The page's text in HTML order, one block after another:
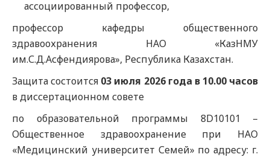
ассоциированный профессор,
профессор кафедры общественного
здравоохранения НАО «КазНМУ
им.С.Д.Асфендиярова», Республика Казахстан.
Защита состоится 03 июля 2026 года в 10.00 часов
в диссертационном совете
по образовательной программы 8D10101 –
Общественное здравоохранение при НАО
«Медицинский университет Семей» по адресу: г.